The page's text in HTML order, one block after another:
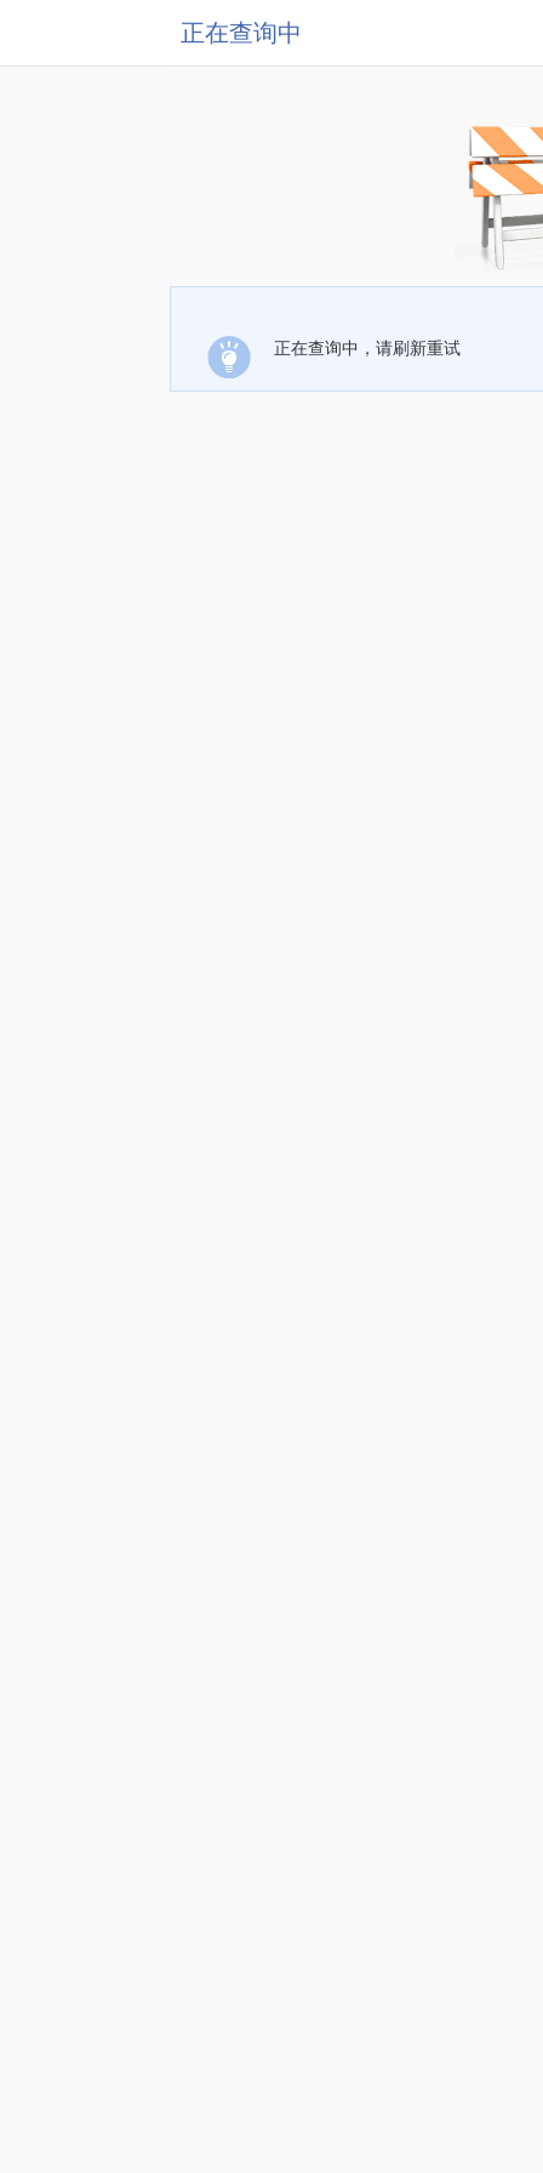
正在查询中
正在查询中，请刷新重试